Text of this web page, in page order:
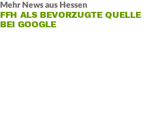
Mehr News aus Hessen
FFH ALS BEVORZUGTE QUELLE
BEI GOOGLE